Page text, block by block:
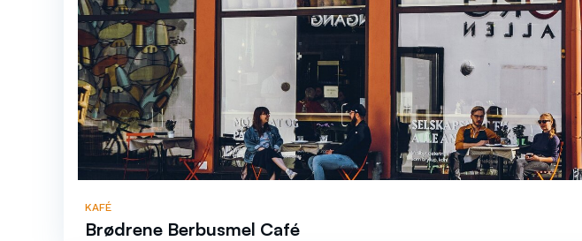
KAFÉ
Brødrene Berbusmel Café